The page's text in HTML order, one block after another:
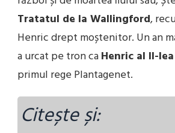
Tratatul de la Wallingford,
Henric drept moștenitor. Un an
a urcat pe tron caHenric al II-
primul rege Plantagenet.
Citește și: